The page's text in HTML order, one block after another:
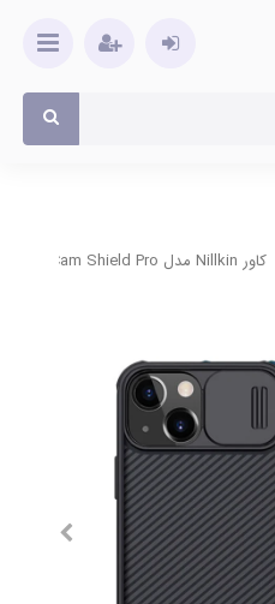
کاور Nillkin مدل Cam Shield Pro مناسب برای iPhone 13